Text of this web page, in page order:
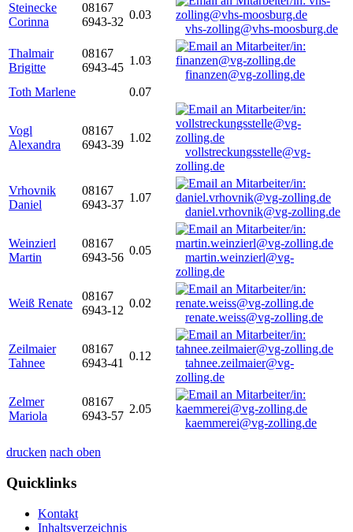
Steinecke
Corinna
08167
6943-32
0.03
vhs-zolling@vhs-moosburg.de
Thalmair
Brigitte
08167
6943-45
1.03
finanzen@vg-zolling.de
Toth Marlene
0.07
Vogl
Alexandra
08167
6943-39
1.02
vollstreckungsstelle@vg-
zolling.de
Vrhovnik
Daniel
08167
6943-37
1.07
daniel.vrhovnik@vg-zolling.de
Weinzierl
Martin
08167
6943-56
0.05
martin.weinzierl@vg-
zolling.de
Weiß Renate
08167
6943-12
0.02
renate.weiss@vg-zolling.de
Zeilmaier
Tahnee
08167
6943-41
0.12
tahnee.zeilmaier@vg-
zolling.de
Zelmer
Mariola
08167
6943-57
2.05
kaemmerei@vg-zolling.de
drucken nach oben
Quicklinks
Kontakt
Inhaltsverzeichnis